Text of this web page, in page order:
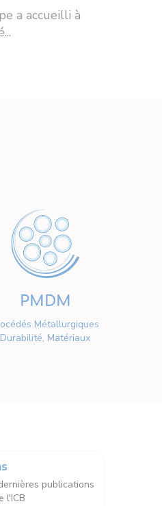
a accueilli à
PMDM
Métallurgiques
Durabilité, Matériaux
publications
l'ICB